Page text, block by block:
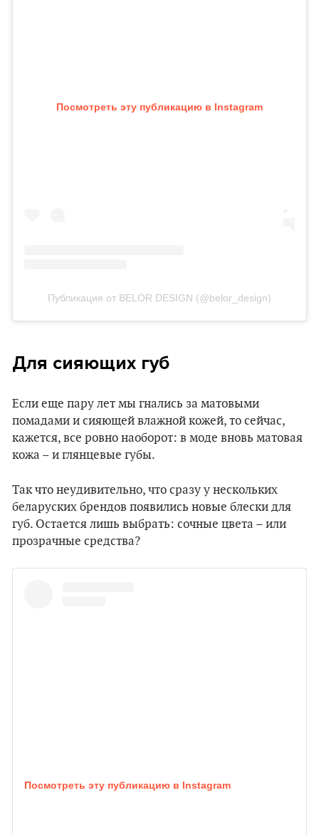
Посмотреть эту публикацию в Instagram
Публикация от BELOR DESIGN (@belor_design)
Для сияющих губ
Если еще пару лет мы гнались за матовыми
помадами и сияющей влажной кожей, то сейчас,
кажется, все ровно наоборот: в моде вновь матовая
кожа – и глянцевые губы.
Так что неудивительно, что сразу у нескольких
беларуских брендов появились новые блески для
губ. Остается лишь выбрать: сочные цвета – или
прозрачные средства?
Посмотреть эту публикацию в Instagram